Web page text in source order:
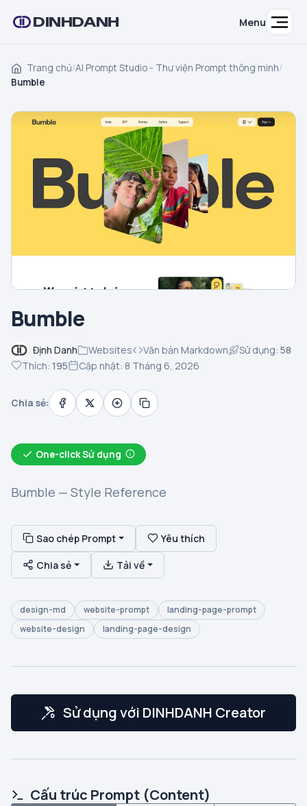
DINHDANH Menu
Trang chủ/AI Prompt Studio - Thư viện Prompt thông minh/
Bumble
Bumble
Định Danh Websites Văn bản Markdown Sử dụng: 58
Thích: 195 Cập nhật: 8 Tháng 6, 2026
Chia sẻ:
One-click Sử dụng
Bumble — Style Reference
Sao chép Prompt Yêu thích
Chia sẻ Tải về
design-md website-prompt
landing-page-prompt
website-design
landing-page-design
Sử dụng với DINHDANH Creator
Cấu trúc Prompt (Content)